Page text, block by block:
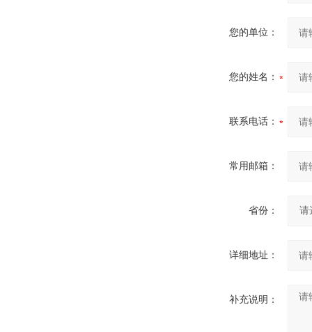
您的单位：
您的姓名：
联系电话：
常用邮箱：
省份：
详细地址：
补充说明：